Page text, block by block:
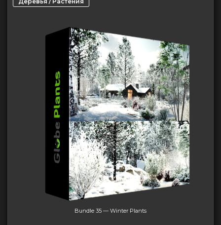
Bundle 35 — Winter Plants